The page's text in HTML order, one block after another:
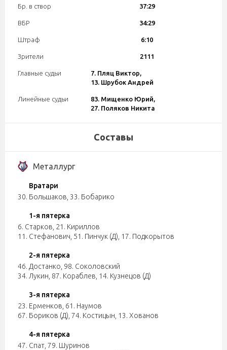
Бр. в створ 37:29
ВБР 34:29
Штраф 6:10
Зрители 2111
Главные судьи
7. Пляц Виктор,
13. Шрубок Андрей
Линейные судьи
83. Мищенко Юрий,
27. Поляков Никита
Составы
Металлург
Вратари
30. Большаков 33. Бобарико
1-я пятерка
6. Старков 21. Кириллов
11. Стефанович 51. Пинчук (Д) 17. Подкорытов
2-я пятерка
46. Достанко 98. Соколовский
34. Лукин 87. Кораблев 14. Кузнецов (Д)
3-я пятерка
23. Ерменков 61. Наумов
67. Бориков (Д) 74. Костицын 13. Хованов
4-я пятерка
47. Спат 79. Шуринов